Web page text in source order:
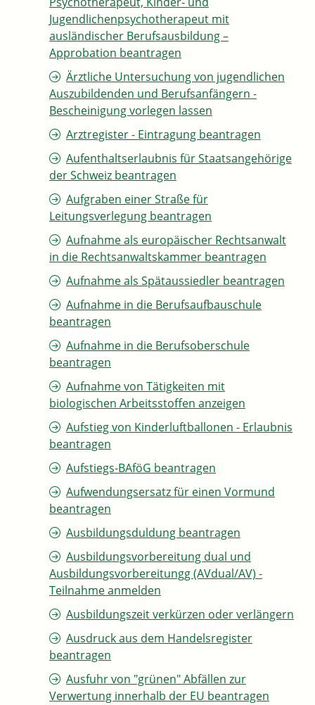
Jugendlichenpsychotherapeut mit
ausländischer Berufsausbildung –
Approbation beantragen
Ärztliche Untersuchung von jugendlichen
Auszubildenden und Berufsanfängern -
Bescheinigung vorlegen lassen
Arztregister - Eintragung beantragen
Aufenthaltserlaubnis für Staatsangehörige
der Schweiz beantragen
Aufgraben einer Straße für
Leitungsverlegung beantragen
Aufnahme als europäischer Rechtsanwalt
in die Rechtsanwaltskammer beantragen
Aufnahme als Spätaussiedler beantragen
Aufnahme in die Berufsaufbauschule
beantragen
Aufnahme in die Berufsoberschule
beantragen
Aufnahme von Tätigkeiten mit
biologischen Arbeitsstoffen anzeigen
Aufstieg von Kinderluftballonen - Erlaubnis
beantragen
Aufstiegs-BAföG beantragen
Aufwendungsersatz für einen Vormund
beantragen
Ausbildungsduldung beantragen
Ausbildungsvorbereitung dual und
Ausbildungsvorbereitungg (AVdual/AV) -
Teilnahme anmelden
Ausbildungszeit verkürzen oder verlängern
Ausdruck aus dem Handelsregister
beantragen
Ausfuhr von "grünen" Abfällen zur
Verwertung innerhalb der EU beantragen